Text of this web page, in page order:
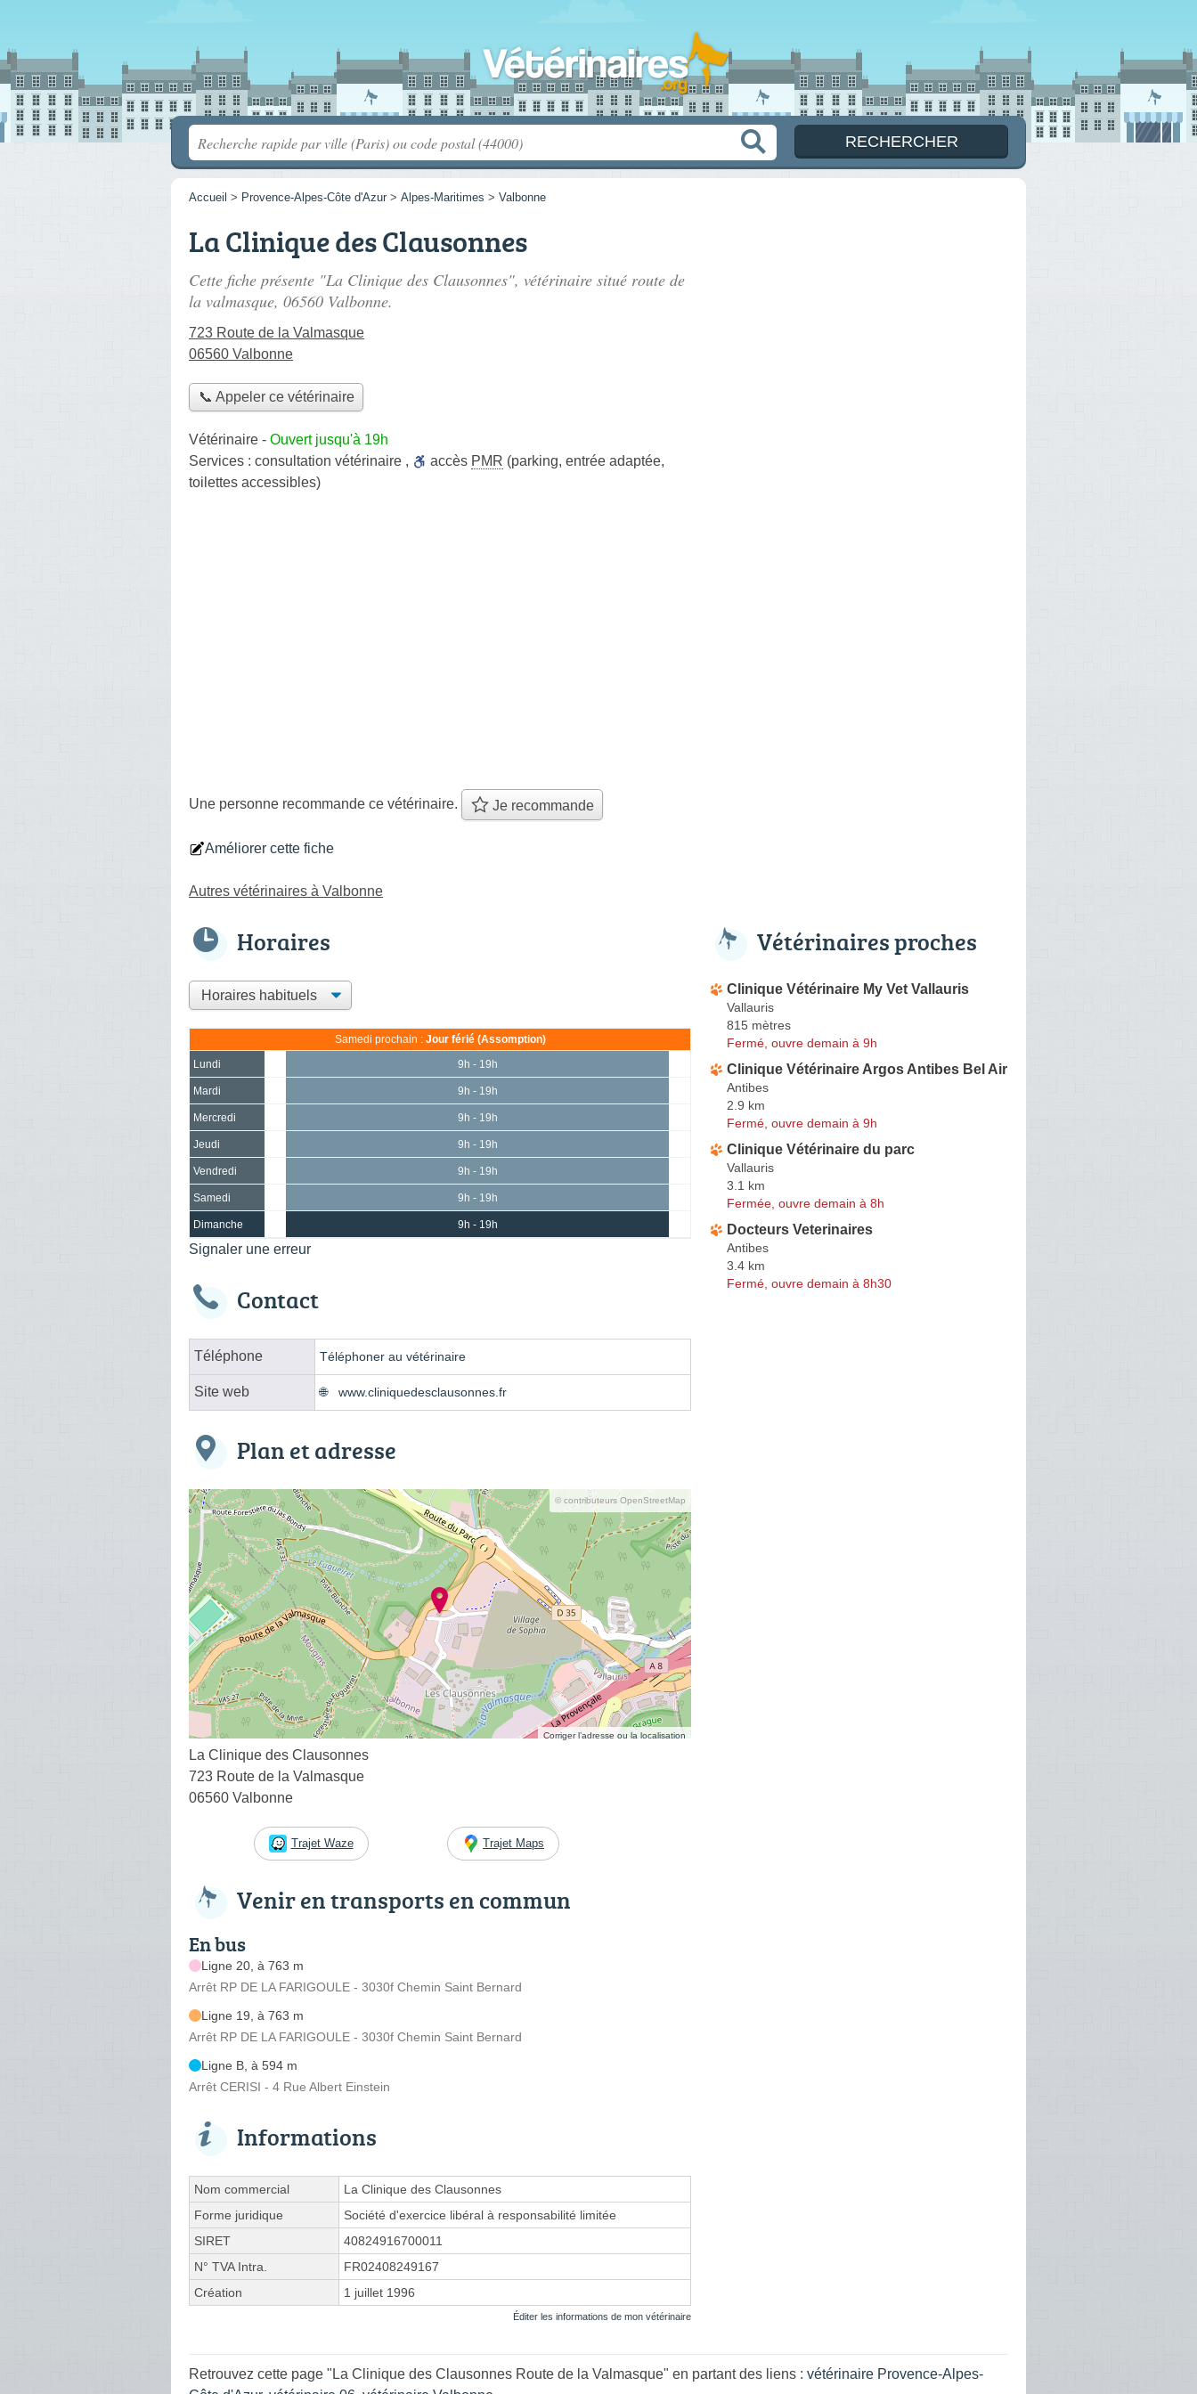
Accueil > Provence-Alpes-Côte d'Azur > Alpes-Maritimes > Valbonne
La Clinique des Clausonnes
Cette fiche présente "La Clinique des Clausonnes", vétérinaire situé route de
la valmasque, 06560 Valbonne.
723 Route de la Valmasque
06560 Valbonne
📞 Appeler ce vétérinaire
Vétérinaire - Ouvert jusqu'à 19h
Services : consultation vétérinaire , accès PMR (parking, entrée adaptée,
toilettes accessibles)
Une personne recommande ce vétérinaire. Je recommande
Améliorer cette fiche
Autres vétérinaires à Valbonne
Horaires
Samedi prochain : Jour férié (Assomption)
Lundi 9h - 19h
Mardi 9h - 19h
Mercredi 9h - 19h
Jeudi 9h - 19h
Vendredi 9h - 19h
Samedi 9h - 19h
Dimanche 9h - 19h
Signaler une erreur
Contact
Téléphone Téléphoner au vétérinaire
Site web www.cliniquedesclausonnes.fr
Plan et adresse
© contributeurs OpenStreetMap
Corriger l’adresse ou la localisation
La Clinique des Clausonnes
723 Route de la Valmasque
06560 Valbonne
Trajet Waze Trajet Maps
Venir en transports en commun
En bus
Ligne 20, à 763 m
Arrêt RP DE LA FARIGOULE - 3030f Chemin Saint Bernard
Ligne 19, à 763 m
Arrêt RP DE LA FARIGOULE - 3030f Chemin Saint Bernard
Ligne B, à 594 m
Arrêt CERISI - 4 Rue Albert Einstein
Informations
Nom commercial
La Clinique des Clausonnes
Forme juridique
Société d'exercice libéral à responsabilité limitée
SIRET
40824916700011
N° TVA Intra.
FR02408249167
Création
1 juillet 1996
Éditer les informations de mon vétérinaire
Vétérinaires proches
Clinique Vétérinaire My Vet Vallauris
Vallauris
815 mètres
Fermé, ouvre demain à 9h
Clinique Vétérinaire Argos Antibes Bel Air
Antibes
2.9 km
Fermé, ouvre demain à 9h
Clinique Vétérinaire du parc
Vallauris
3.1 km
Fermée, ouvre demain à 8h
Docteurs Veterinaires
Antibes
3.4 km
Fermé, ouvre demain à 8h30
Retrouvez cette page "La Clinique des Clausonnes Route de la Valmasque" en partant des liens : vétérinaire Provence-Alpes-